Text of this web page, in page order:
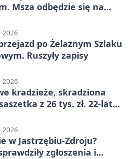
Msza odbędzie się na
po Żelaznym Szlaku
Ruszyły zapisy
kradzieże, skradziona
z 26 tys. zł. 22-latek
w Jastrzębiu-Zdroju?
zgłoszenia i